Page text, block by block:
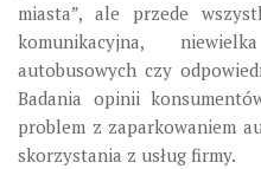
miasta”, ale przede
komunikacyjna,
autobusowych czy
Badania opinii
problem z zaparkowaniem
skorzystania z usług firmy.